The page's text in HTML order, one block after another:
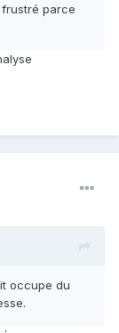
parce
occupe du